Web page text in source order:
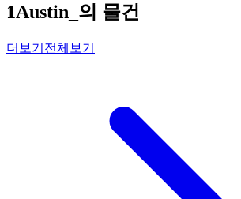
1Austin_의 물건
더보기 전체보기